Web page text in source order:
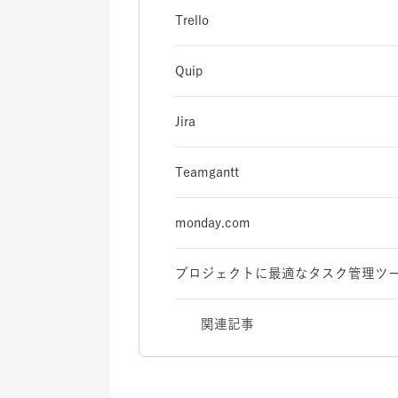
Trello
Quip
Jira
Teamgantt
monday.com
プロジェクトに最適なタスク管理ツ
関連記事